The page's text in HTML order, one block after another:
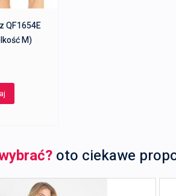
QF1654E
M)
oto ciekawe